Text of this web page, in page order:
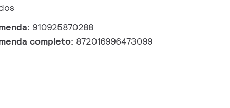
910925870288
completo: 872016996473099